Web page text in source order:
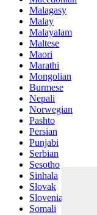
Malagasy
Malay
Malayalam
Maltese
Maori
Marathi
Mongolian
Burmese
Nepali
Norwegian
Pashto
Persian
Punjabi
Serbian
Sesotho
Sinhala
Slovak
Slovenian
Somali